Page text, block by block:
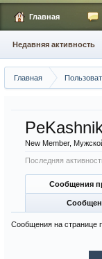
Главная
New Member,
Последняя
Сообщения
Сообщения на странице
Главная
Недавняя активность